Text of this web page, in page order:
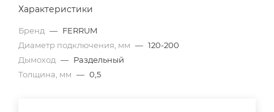
Характеристики
Бренд — FERRUM
Диаметр подключения, мм — 120-200
Дымоход — Раздельный
Толщина, мм — 0,5